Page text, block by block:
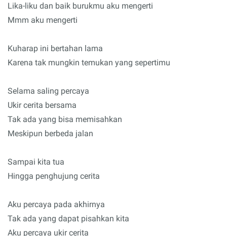
Lika-liku dan baik burukmu aku mengerti
Mmm aku mengerti
Kuharap ini bertahan lama
Karena tak mungkin temukan yang sepertimu
Selama saling percaya
Ukir cerita bersama
Tak ada yang bisa memisahkan
Meskipun berbeda jalan
Sampai kita tua
Hingga penghujung cerita
Aku percaya pada akhirnya
Tak ada yang dapat pisahkan kita
Aku percaya ukir cerita